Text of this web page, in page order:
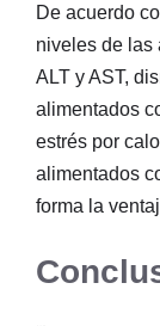
De acuerdo
niveles de las
ALT y AST,
alimentados
estrés por
alimentados
forma la